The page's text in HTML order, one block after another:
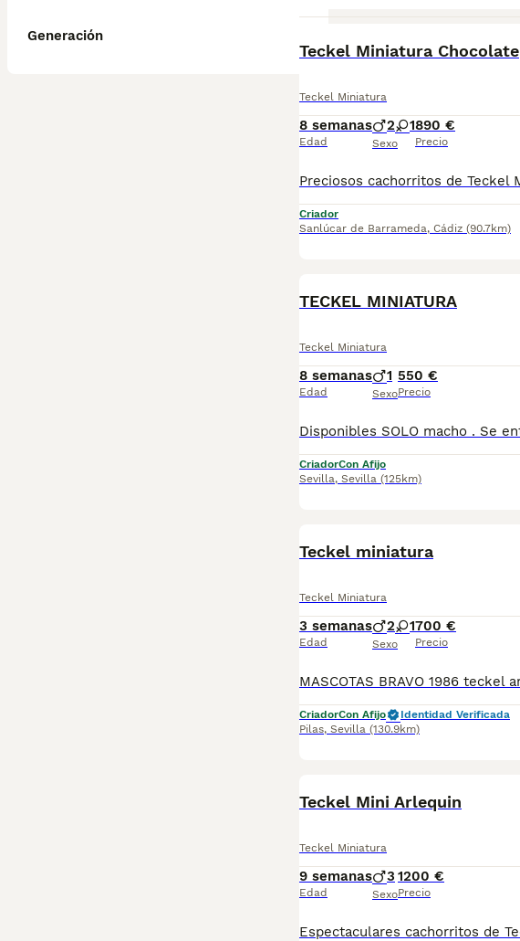
Generación
Teckel Miniatura Chocolate
Teckel Miniatura
8 semanas
Edad
2 1
Sexo
890 €
Precio
Criador
Sanlúcar de Barrameda, Cádiz (90.7km)
TECKEL MINIATURA
Teckel Miniatura
8 semanas
Edad
1
Sexo
550 €
Precio
CriadorCon Afijo
Sevilla, Sevilla (125km)
Teckel miniatura
Teckel Miniatura
3 semanas
Edad
2 1
Sexo
700 €
Precio
CriadorCon Afijo
Identidad Verificada
Pilas, Sevilla (130.9km)
Teckel Mini Arlequin
Teckel Miniatura
9 semanas
Edad
3
Sexo
1200 €
Precio